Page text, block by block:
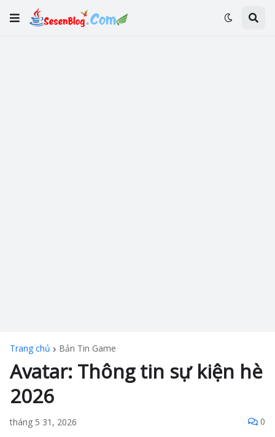
Trang chủ Bản Tin Game
Avatar: Thông tin sự kiện hè
2026
tháng 5 31, 2026 0